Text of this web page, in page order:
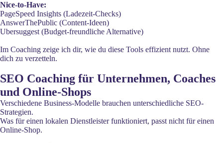
Nice-to-Have:
PageSpeed Insights (Ladezeit-Checks)
AnswerThePublic (Content-Ideen)
Ubersuggest (Budget-freundliche Alternative)
Im Coaching zeige ich dir, wie du diese Tools effizient nutzt. Ohne
dich zu verzetteln.
SEO Coaching für Unternehmen, Coaches
und Online-Shops
Verschiedene Business-Modelle brauchen unterschiedliche SEO-
Strategien.
Was für einen lokalen Dienstleister funktioniert, passt nicht für einen
Online-Shop.